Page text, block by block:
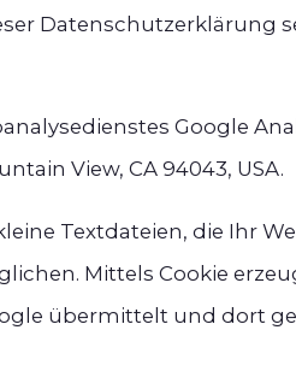
Datenschutzerklärung
Google
View, CA 94043, USA.
Textdateien, die Ihr
Mittels Cookie
übermittelt und dort